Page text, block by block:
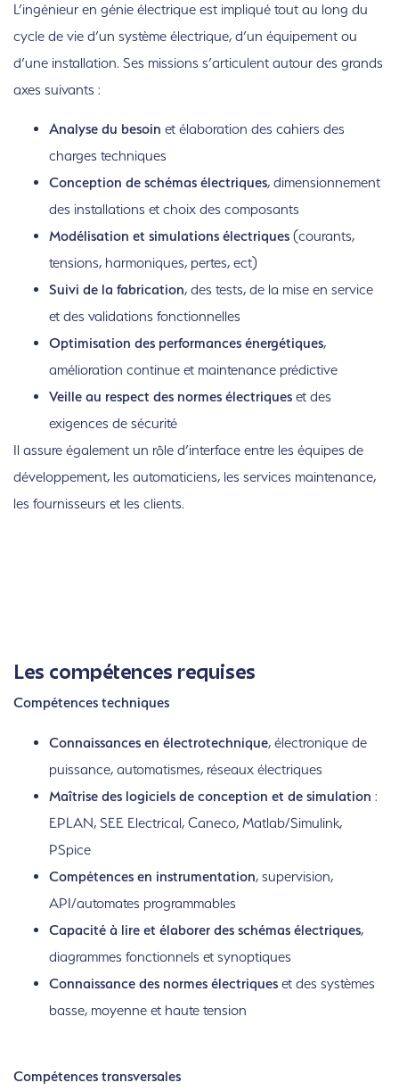
L’ingénieur en génie électrique est impliqué tout au long du
cycle de vie d’un système électrique, d’un équipement ou
d’une installation. Ses missions s’articulent autour des grands
axes suivants :
Analyse du besoin et élaboration des cahiers des
charges techniques
Conception de schémas électriques, dimensionnement
des installations et choix des composants
Modélisation et simulations électriques (courants,
tensions, harmoniques, pertes, ect)
Suivi de la fabrication, des tests, de la mise en service
et des validations fonctionnelles
Optimisation des performances énergétiques,
amélioration continue et maintenance prédictive
Veille au respect des normes électriques et des
exigences de sécurité
Il assure également un rôle d’interface entre les équipes de
développement, les automaticiens, les services maintenance,
les fournisseurs et les clients.
Les compétences requises
Compétences techniques
Connaissances en électrotechnique, électronique de
puissance, automatismes, réseaux électriques
Maîtrise des logiciels de conception et de simulation :
EPLAN, SEE Electrical, Caneco, Matlab/Simulink,
PSpice
Compétences en instrumentation, supervision,
API/automates programmables
Capacité à lire et élaborer des schémas électriques,
diagrammes fonctionnels et synoptiques
Connaissance des normes électriques et des systèmes
basse, moyenne et haute tension
Compétences transversales